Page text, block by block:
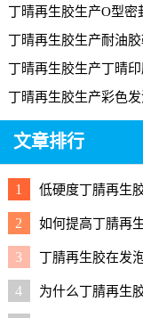
丁晴再生胶生产O型密
丁晴再生胶生产耐油
丁晴再生胶生产丁晴
丁晴再生胶生产彩色
文章排行
1 低硬度丁腈再生
2 如何提高丁腈再
3 丁腈再生胶在发
4 为什么丁腈再生